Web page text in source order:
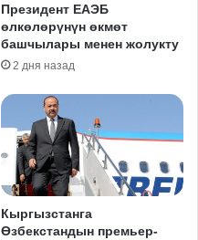
Президент ЕАЭБ
өлкөлөрүнүн өкмөт
башчылары менен жолукту
2 дня назад
Кыргызстанга
Өзбекстандын премьер-